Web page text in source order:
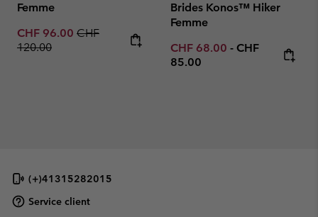
Femme
Sale price:
CHF 96.00 Regular price:
CHF
120.00
Brides Konos™ Hiker
Femme
Minimum sale price:
CHF 68.00 - Maximum
CHF
85.00
(+)41315282015
Service client